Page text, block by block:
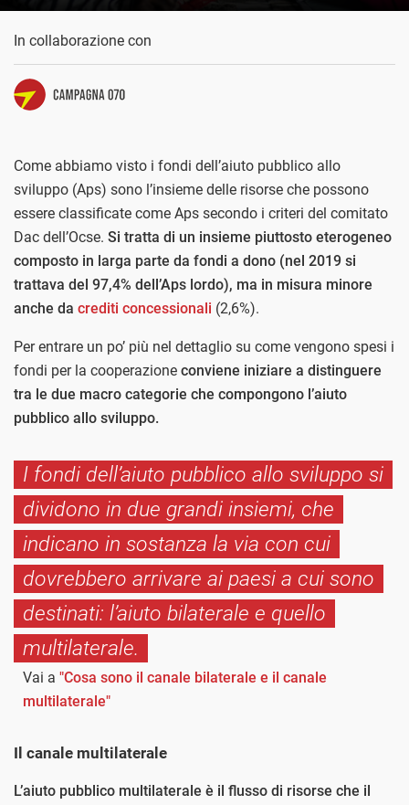
In collaborazione con
Come abbiamo visto i fondi dell’aiuto pubblico allo
sviluppo (Aps) sono l’insieme delle risorse che possono
essere classificate come Aps secondo i criteri del comitato
Dac dell’Ocse. Si tratta di un insieme piuttosto eterogeneo
composto in larga parte da fondi a dono (nel 2019 si
trattava del 97,4% dell’Aps lordo), ma in misura minore
anche da crediti concessionali (2,6%).
Per entrare un po’ più nel dettaglio su come vengono spesi i
fondi per la cooperazione conviene iniziare a distinguere
tra le due macro categorie che compongono l’aiuto
pubblico allo sviluppo.
I fondi dell’aiuto pubblico allo sviluppo si
dividono in due grandi insiemi, che
indicano in sostanza la via con cui
dovrebbero arrivare ai paesi a cui sono
destinati: l’aiuto bilaterale e quello
multilaterale.
Vai a "Cosa sono il canale bilaterale e il canale
multilaterale"
Il canale multilaterale
L’aiuto pubblico multilaterale è il flusso di risorse che il